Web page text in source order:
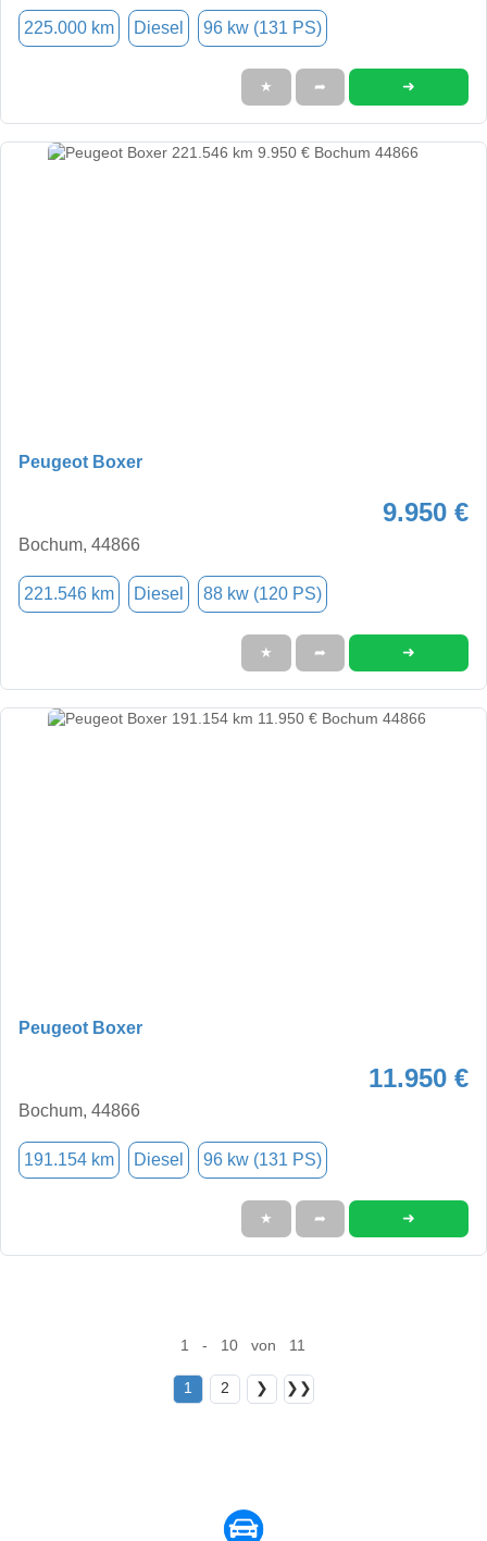
225.000 km Diesel 96 kw (131 PS)
★ ➦ ➜
Peugeot Boxer
9.950 €
Bochum, 44866
221.546 km Diesel 88 kw (120 PS)
★ ➦ ➜
Peugeot Boxer
11.950 €
Bochum, 44866
191.154 km Diesel 96 kw (131 PS)
★ ➦ ➜
1 - 10 von 11
1 2 ❯ ❯❯